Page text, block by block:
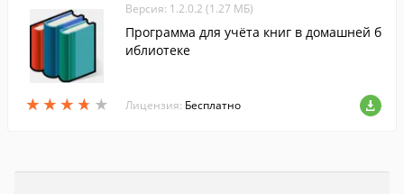
★ ★ ★ ★ ★
★ ★ ★ ★ ★
Версия: 1.2.0.2 (1.27 МБ)
Программа для учёта книг в домашней б
иблиотеке
Лицензия: Бесплатно